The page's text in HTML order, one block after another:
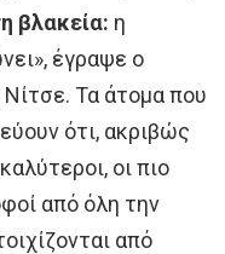
βλακεία: η
έγραψε ο
Τα άτομα που
ότι, ακριβώς
οι πιο
από όλη την
από